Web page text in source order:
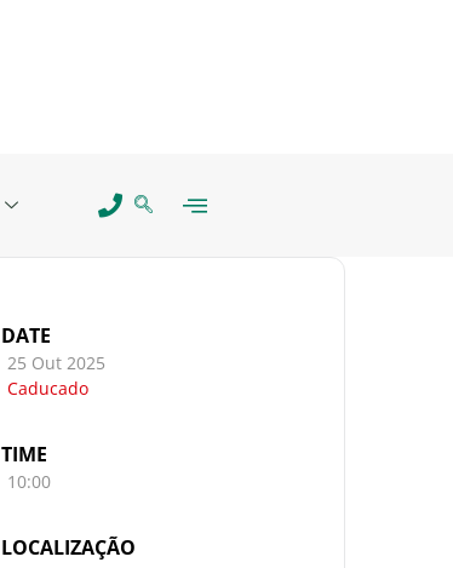
DATE
25 Out 2025
Caducado
TIME
10:00
LOCALIZAÇÃO